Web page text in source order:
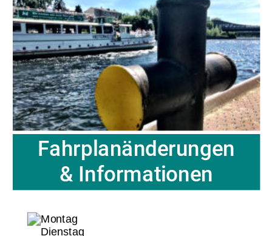
Fahrplanänderungen
& Informationen